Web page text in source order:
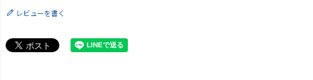
レビューを書く